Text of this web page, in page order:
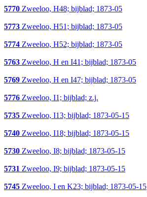
5770 Zweeloo, H48; bijblad; 1873-05
5773 Zweeloo, H51; bijblad; 1873-05
5774 Zweeloo, H52; bijblad; 1873-05
5763 Zweeloo, H en I41; bijblad; 1873-05
5769 Zweeloo, H en I47; bijblad; 1873-05
5776 Zweeloo, I1; bijblad; z.j.
5735 Zweeloo, I13; bijblad; 1873-05-15
5740 Zweeloo, I18; bijblad; 1873-05-15
5730 Zweeloo, I8; bijblad; 1873-05-15
5731 Zweeloo, I9; bijblad; 1873-05-15
5745 Zweeloo, I en K23; bijblad; 1873-05-15